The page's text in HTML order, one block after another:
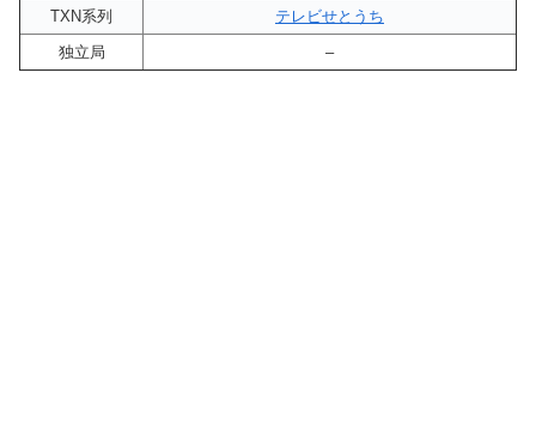
TXN系列
テレビせとうち
独立局
–